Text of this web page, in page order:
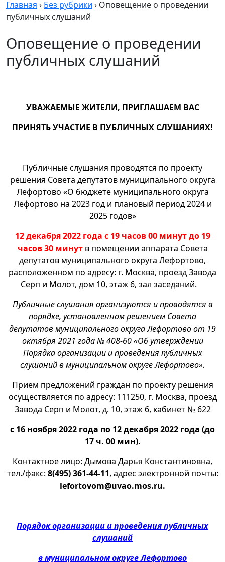
Главная › Без рубрики › Оповещение о проведении
публичных слушаний
Оповещение о проведении
публичных слушаний
УВАЖАЕМЫЕ ЖИТЕЛИ, ПРИГЛАШАЕМ ВАС
ПРИНЯТЬ УЧАСТИЕ В ПУБЛИЧНЫХ СЛУШАНИЯХ!
Публичные слушания проводятся по проекту
решения Совета депутатов муниципального округа
Лефортово «О бюджете муниципального округа
Лефортово на 2023 год и плановый период 2024 и
2025 годов»
12 декабря 2022 года с 19 часов 00 минут до 19
часов 30 минутв помещении аппарата Совета
депутатов муниципального округа Лефортово,
расположенном по адресу: г. Москва, проезд Завода
Серп и Молот, дом 10, этаж 6, зал заседаний.
Публичные слушания организуются и проводятся в
порядке, установленном решением Совета
депутатов муниципального округа Лефортово от 19
октября 2021 года № 408-60 «Об утверждении
Порядка организации и проведения публичных
слушаний в муниципальном округе Лефортово».
Прием предложений граждан по проекту решения
осуществляется по адресу: 111250, г. Москва, проезд
Завода Серп и Молот, д. 10, этаж 6, кабинет № 622
с 16 ноября 2022 года по 12 декабря 2022 года (до
17 ч. 00 мин).
Контактное лицо: Дымова Дарья Константиновна,
тел./факс: 8(495) 361-44-11, адрес электронной почты:
lefortovom@uvao.mos.ru.
Порядок организации и проведения публичных
слушаний
в муниципальном округе Лефортово